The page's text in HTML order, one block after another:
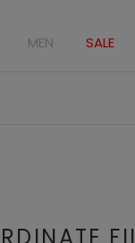
MEN SALE